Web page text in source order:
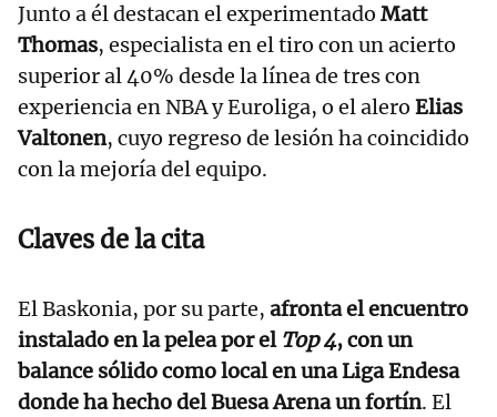
Junto a él destacan el experimentado Matt
Thomas, especialista en el tiro con un acierto
superior al 40% desde la línea de tres con
experiencia en NBA y Euroliga, o el alero Elias
Valtonen, cuyo regreso de lesión ha coincidido
con la mejoría del equipo.
Claves de la cita
El Baskonia, por su parte, afronta el encuentro
instalado en la pelea por el Top 4, con un
balance sólido como local en una Liga Endesa
donde ha hecho del Buesa Arena un fortín. El